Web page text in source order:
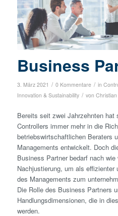
Business
3. März 2021 / 0 Kommentare / in
Innovation & Sustainability / von
Bereits seit zwei Jahrzehnten hat
Controllers immer mehr in die
betriebswirtschaftlichen Beraters
Managements entwickelt. Doch
Business Partner bedarf nach
Nachjustierung, um als effizienter
des Managements zum
Die Rolle des Business Partners
Handlungsdimensionen, die in
werden.